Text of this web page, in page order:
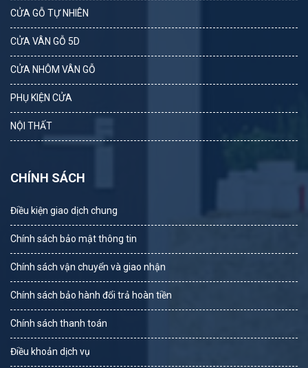
CỬA GỖ TỰ NHIÊN
CỬA VÂN GỖ 5D
CỬA NHÔM VÂN GỖ
PHỤ KIỆN CỬA
NỘI THẤT
CHÍNH SÁCH
Điều kiện giao dịch chung
Chính sách bảo mật thông tin
Chính sách vận chuyển và giao nhận
Chính sách bảo hành đổi trả hoàn tiền
Chính sách thanh toán
Điều khoản dịch vụ